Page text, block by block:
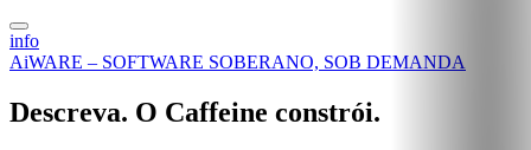
info
AiWARE – SOFTWARE SOBERANO, SOB DEMANDA
Descreva. O Caffeine constrói.